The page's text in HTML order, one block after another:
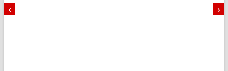
‹ ›